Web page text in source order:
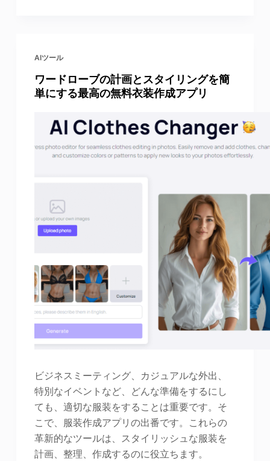
AIツール
ワードローブの計画とスタイリングを簡
単にする最高の無料衣装作成アプリ
ビジネスミーティング、カジュアルな外出、
特別なイベントなど、どんな準備をするにし
ても、適切な服装をすることは重要です。そ
こで、服装作成アプリの出番です。これらの
革新的なツールは、スタイリッシュな服装を
計画、整理、作成するのに役立ちます。